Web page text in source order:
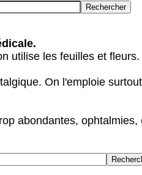
utilise les feuilles et fleurs.
On l'emploie
abondantes, ophtalmies,